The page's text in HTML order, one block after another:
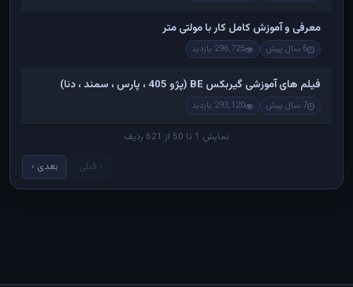
معرفی و آموزش کامل کار با مولتی متر
6 سال پیش 296,725 بازدید
فیلم های آموزشی گیربکس BE (پژو 405 ، پارس ، سمند ، دنا)
7 سال پیش 293,120 بازدید
نمایش 1 تا 50 از 621 ردیف
‹ قبلی بعدی ›